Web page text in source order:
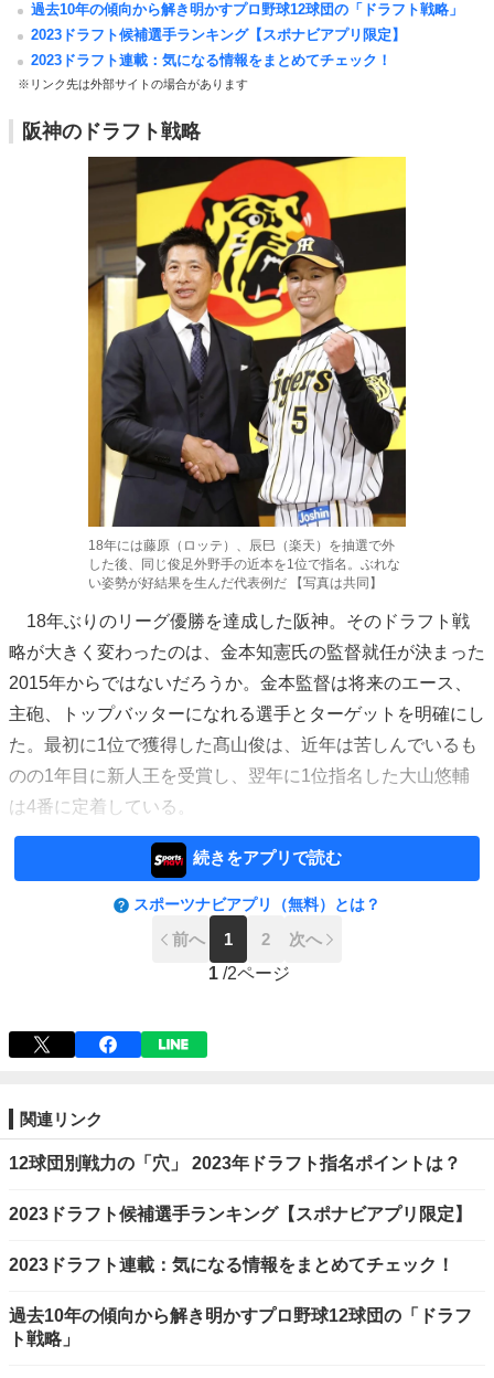
過去10年の傾向から解き明かすプロ野球12球団の「ドラフト戦略」
2023ドラフト候補選手ランキング【スポナビアプリ限定】
2023ドラフト連載：気になる情報をまとめてチェック！
※リンク先は外部サイトの場合があります
阪神のドラフト戦略
18年には藤原（ロッテ）、辰巳（楽天）を抽選で外
した後、同じ俊足外野手の近本を1位で指名。ぶれな
い姿勢が好結果を生んだ代表例だ 【写真は共同】
18年ぶりのリーグ優勝を達成した阪神。そのドラフト戦
略が大きく変わったのは、金本知憲氏の監督就任が決まった
2015年からではないだろうか。金本監督は将来のエース、
主砲、トップバッターになれる選手とターゲットを明確にし
た。最初に1位で獲得した髙山俊は、近年は苦しんでいるも
のの1年目に新人王を受賞し、翌年に1位指名した大山悠輔
は4番に定着している。
続きをアプリで読む
スポーツナビアプリ（無料）とは？
前へ 1 2
次へ
1 /2ページ
関連リンク
12球団別戦力の「穴」 2023年ドラフト指名ポイントは？
2023ドラフト候補選手ランキング【スポナビアプリ限定】
2023ドラフト連載：気になる情報をまとめてチェック！
過去10年の傾向から解き明かすプロ野球12球団の「ドラフ
ト戦略」